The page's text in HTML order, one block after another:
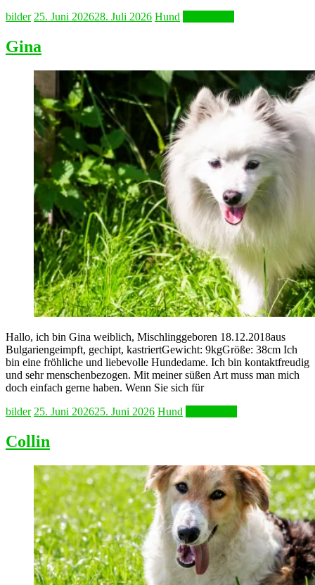
bilder 25. Juni 202628. Juli 2026 Hund
Gina
Hallo, ich bin Gina weiblich, Mischlinggeboren 18.12.2018aus
Bulgariengeimpft, gechipt, kastriertGewicht: 9kgGröße: 38cm Ich
bin eine fröhliche und liebevolle Hundedame. Ich bin kontaktfreudig
und sehr menschenbezogen. Mit meiner süßen Art muss man mich
doch einfach gerne haben. Wenn Sie sich für
bilder 25. Juni 202625. Juni 2026 Hund
Collin